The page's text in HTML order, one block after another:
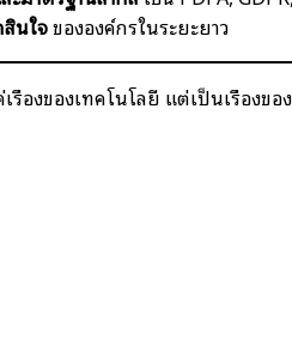
นใจขององค์กรในระยะยาว
รื่องของเทคโนโลยี แต่เป็นเรื่องขอ